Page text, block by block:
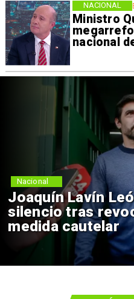
Ministro
nacional
NACIONAL
Joaquín Lavín
silencio tras
medida cautelar
Nacional